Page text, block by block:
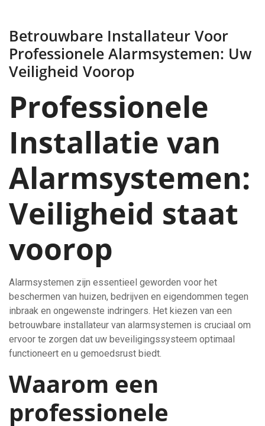
Betrouwbare Installateur Voor
Professionele Alarmsystemen: Uw
Veiligheid Voorop
Professionele
Installatie van
Alarmsystemen:
Veiligheid staat
voorop
Alarmsystemen zijn essentieel geworden voor het
beschermen van huizen, bedrijven en eigendommen tegen
inbraak en ongewenste indringers. Het kiezen van een
betrouwbare installateur van alarmsystemen is cruciaal om
ervoor te zorgen dat uw beveiligingssysteem optimaal
functioneert en u gemoedsrust biedt.
Waarom een
professionele